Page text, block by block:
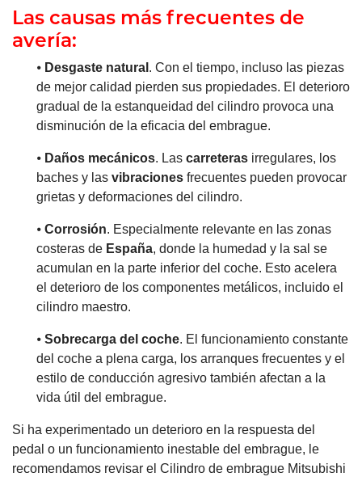
Las causas más frecuentes de
avería:
⦁ Desgaste natural . Con el tiempo, incluso las piezas
de mejor calidad pierden sus propiedades. El deterioro
gradual de la estanqueidad del cilindro provoca una
disminución de la eficacia del embrague.
⦁ Daños mecánicos. Las carreteras irregulares, los
baches y las vibraciones frecuentes pueden provocar
grietas y deformaciones del cilindro.
⦁ Corrosión. Especialmente relevante en las zonas
costeras de España, donde la humedad y la sal se
acumulan en la parte inferior del coche. Esto acelera
el deterioro de los componentes metálicos, incluido el
cilindro maestro.
⦁ Sobrecarga del coche. El funcionamiento constante
del coche a plena carga, los arranques frecuentes y el
estilo de conducción agresivo también afectan a la
vida útil del embrague.
Si ha experimentado un deterioro en la respuesta del
pedal o un funcionamiento inestable del embrague, le
recomendamos revisar el Cilindro de embrague Mitsubishi